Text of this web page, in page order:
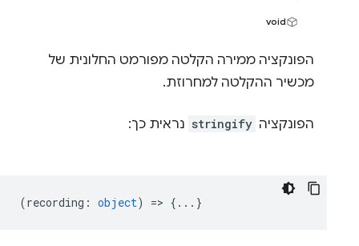
void
הפונקציה ממירה הקלטה מפורמט החלונית של
מכשיר ההקלטה למחרוזת.
הפונקציה stringify נראית כך:
(recording : object) => {...}